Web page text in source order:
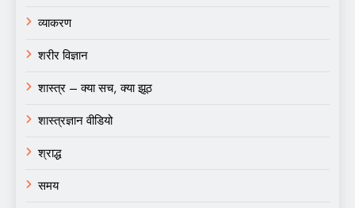
व्याकरण
शरीर विज्ञान
शास्त्र – क्या सच, क्या झूठ
शास्त्रज्ञान वीडियो
श्राद्ध
समय